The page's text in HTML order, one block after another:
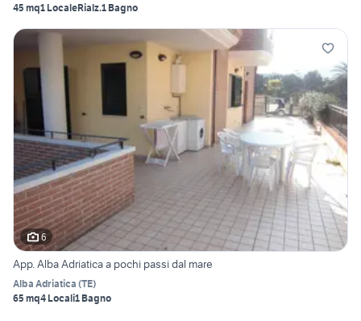
45 mq1 LocaleRialz.1 Bagno
6
App. Alba Adriatica a pochi passi dal mare
Alba Adriatica (TE)
65 mq4 Locali1 Bagno